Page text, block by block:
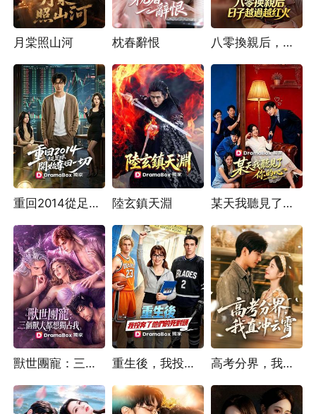
月棠照山河 枕春辭恨 八零換親后，日子越過越紅火
重回2014從足球開始奪回一切 陸玄鎮天淵 某天我聽見了你的心
獸世團寵：三個獸夫都想獨占我 重生後，我投奔了他們的死對頭 高考分界，我直衝雲霄